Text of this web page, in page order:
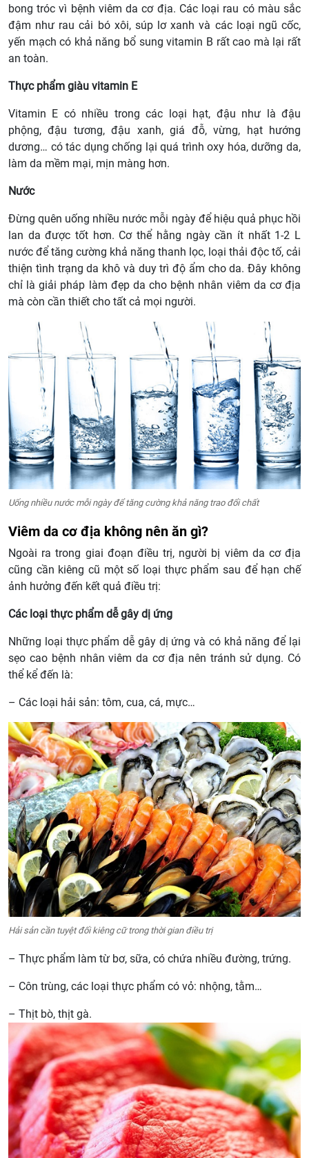
bong tróc vì bệnh viêm da cơ địa. Các loại rau có màu sắc
đậm như rau cải bó xôi, súp lơ xanh và các loại ngũ cốc,
yến mạch có khả năng bổ sung vitamin B rất cao mà lại rất
an toàn.
Thực phẩm giàu vitamin E
Vitamin E có nhiều trong các loại hạt, đậu như là đậu
phộng, đậu tương, đậu xanh, giá đỗ, vừng, hạt hướng
dương… có tác dụng chống lại quá trình oxy hóa, dưỡng da,
làm da mềm mại, mịn màng hơn.
Nước
Đừng quên uống nhiều nước mỗi ngày để hiệu quả phục hồi
lan da được tốt hơn. Cơ thể hằng ngày cần ít nhất 1-2 L
nước để tăng cường khả năng thanh lọc, loại thải độc tố, cải
thiện tình trạng da khô và duy trì độ ẩm cho da. Đây không
chỉ là giải pháp làm đẹp da cho bệnh nhân viêm da cơ địa
mà còn cần thiết cho tất cả mọi người.
Uống nhiều nước mỗi ngày để tăng cường khả năng trao đổi chất
Viêm da cơ địa không nên ăn gì?
Ngoài ra trong giai đoạn điều trị, người bị viêm da cơ địa
cũng cần kiêng cũ một số loại thực phẩm sau để hạn chế
ảnh hưởng đến kết quả điều trị:
Các loại thực phẩm dễ gây dị ứng
Những loại thực phẩm dễ gây dị ứng và có khả năng để lại
sẹo cao bệnh nhân viêm da cơ địa nên tránh sử dụng. Có
thể kể đến là:
– Các loại hải sản: tôm, cua, cá, mực…
Hải sản cần tuyệt đối kiêng cữ trong thời gian điều trị
– Thực phẩm làm từ bơ, sữa, có chứa nhiều đường, trứng.
– Côn trùng, các loại thực phẩm có vỏ: nhộng, tằm…
– Thịt bò, thịt gà.